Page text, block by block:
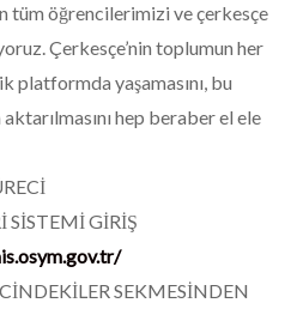
tüm öğrencilerimizi ve çerkesçe
Çerkesçe’nin toplumun her
platformda yaşamasını, bu
hep beraber el ele
SİSTEMİ GİRİŞ
SEKMESİNDEN